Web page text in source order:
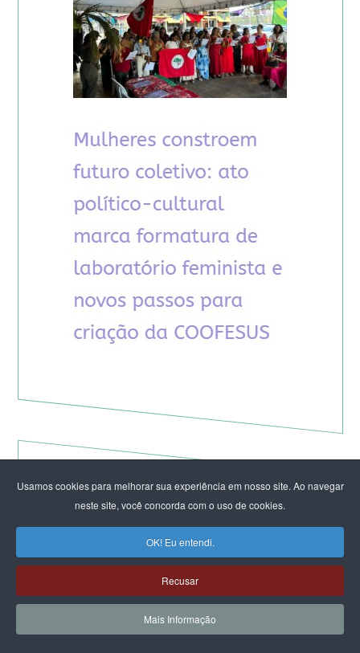
Usamos cookies para melhorar sua experiência em nosso site. Ao navegar
neste site, você concorda com o uso de cookies.
OK! Eu entendi.
Recusar
Mais Informação
ARTIGOS DO CFEMEA
Rodas de mulheres que florescem no cerrado:
Cultivando territórios de luta, cuidado e
sustentação da vida diante das crises
Mulheres, eleições e o Parlamento brasileiro:
entre a retórica da proteção e a disputa por